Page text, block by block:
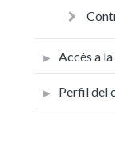
Accés a
Perfil del